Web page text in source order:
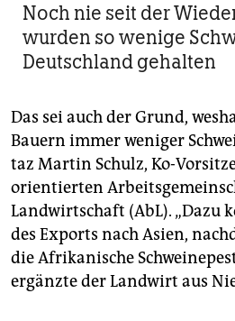
Noch nie seit der
wurden so wenige
Deutschland gehalten
Das sei auch der Grund,
Bauern immer weniger
taz Martin Schulz, Ko-
orientierten
Landwirtschaft (AbL). „Dazu
des Exports nach Asien,
die Afrikanische
ergänzte der Landwirt aus